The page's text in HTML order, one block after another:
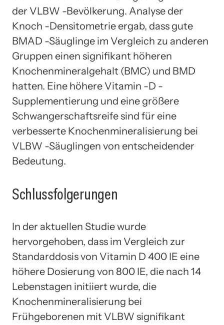
der VLBW -Bevölkerung. Analyse der
Knoch -Densitometrie ergab, dass gute
BMAD -Säuglinge im Vergleich zu anderen
Gruppen einen signifikant höheren
Knochenmineralgehalt (BMC) und BMD
hatten. Eine höhere Vitamin -D -
Supplementierung und eine größere
Schwangerschaftsreife sind für eine
verbesserte Knochenmineralisierung bei
VLBW -Säuglingen von entscheidender
Bedeutung.
Schlussfolgerungen
In der aktuellen Studie wurde
hervorgehoben, dass im Vergleich zur
Standarddosis von Vitamin D 400 IE eine
höhere Dosierung von 800 IE, die nach 14
Lebenstagen initiiert wurde, die
Knochenmineralisierung bei
Frühgeborenen mit VLBW signifikant